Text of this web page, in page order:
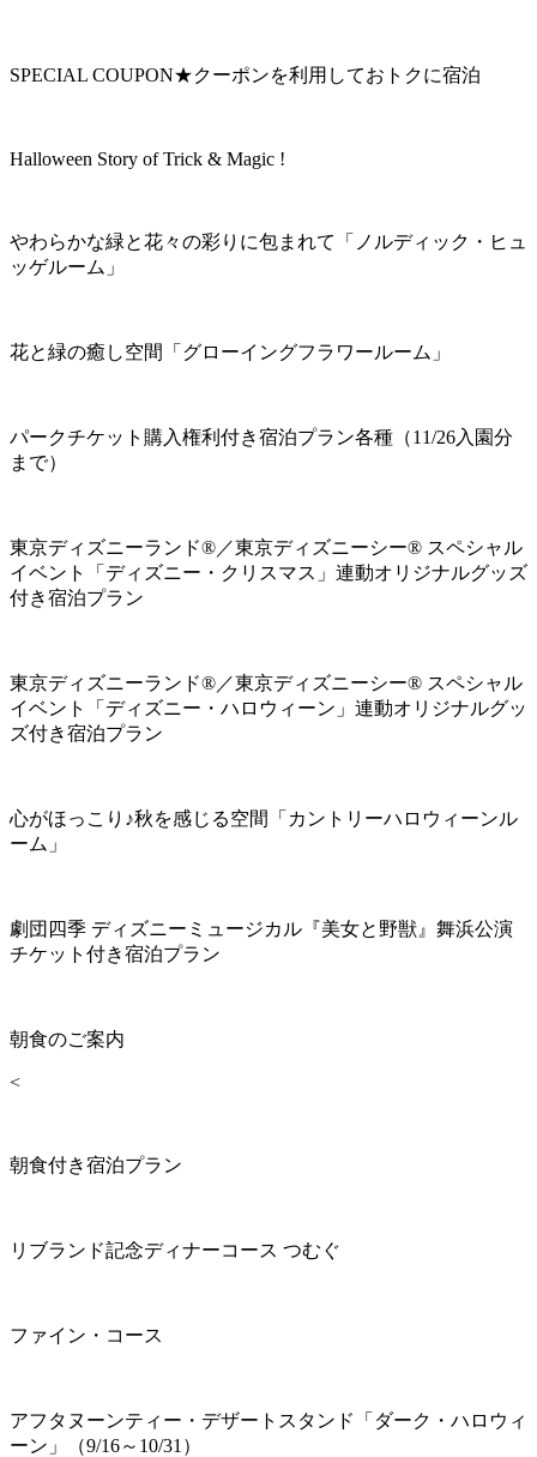
SPECIAL COUPON★クーポンを利用しておトクに宿泊
Halloween Story of Trick & Magic !
やわらかな緑と花々の彩りに包まれて「ノルディック・ヒュ
ッゲルーム」
花と緑の癒し空間「グローイングフラワールーム」
パークチケット購入権利付き宿泊プラン各種（11/26入園分
まで）
東京ディズニーランド®／東京ディズニーシー® スペシャル
イベント「ディズニー・クリスマス」連動オリジナルグッズ
付き宿泊プラン
東京ディズニーランド®／東京ディズニーシー® スペシャル
イベント「ディズニー・ハロウィーン」連動オリジナルグッ
ズ付き宿泊プラン
心がほっこり♪秋を感じる空間「カントリーハロウィーンル
ーム」
劇団四季 ディズニーミュージカル『美女と野獣』舞浜公演
チケット付き宿泊プラン
朝食のご案内
<
朝食付き宿泊プラン
リブランド記念ディナーコース つむぐ
ファイン・コース
アフタヌーンティー・デザートスタンド「ダーク・ハロウィ
ーン」（9/16～10/31）